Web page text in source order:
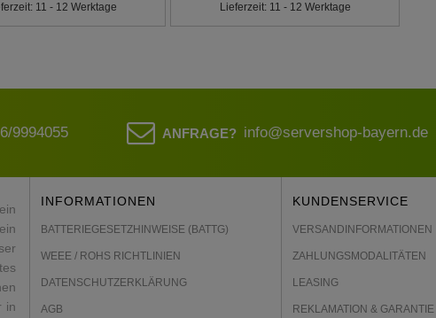
11 - 12 Werktage Lieferzeit: 11 - 12 Werktage
9994055 ANFRAGE? info@servershop-bayern.de
in
INFORMATIONEN
BATTERIEGESETZHINWEISE (BATTG)
WEEE / ROHS RICHTLINIEN
DATENSCHUTZERKLÄRUNG
AGB
KUNDENSERVICE
VERSANDINFORMATIONEN
ZAHLUNGSMODALITÄTEN
LEASING
REKLAMATION & GARANTIE